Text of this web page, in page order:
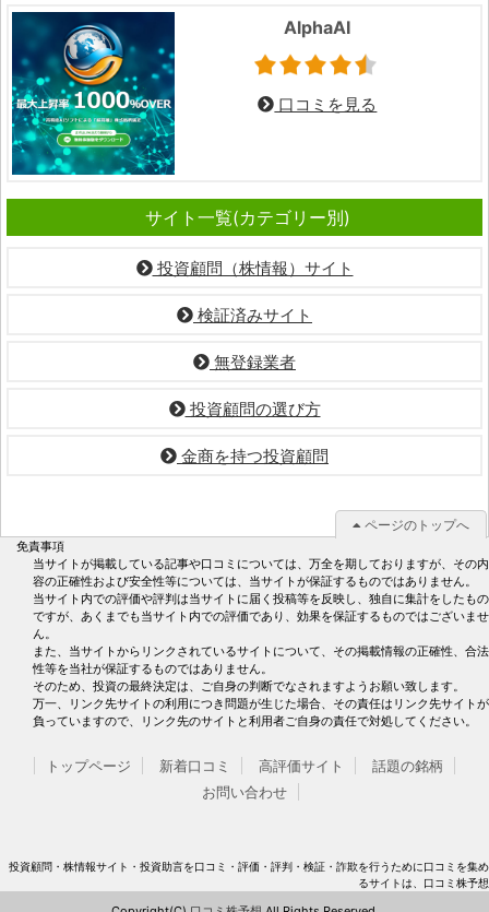
AlphaAI
口コミを見る
サイト一覧(カテゴリー別)
投資顧問（株情報）サイト
検証済みサイト
無登録業者
投資顧問の選び方
金商を持つ投資顧問
免責事項
当サイトが掲載している記事や口コミについては、万全を期しておりますが、その内
容の正確性および安全性等については、当サイトが保証するものではありません。
当サイト内での評価や評判は当サイトに届く投稿等を反映し、独自に集計をしたもの
ですが、あくまでも当サイト内での評価であり、効果を保証するものではございませ
ん。
また、当サイトからリンクされているサイトについて、その掲載情報の正確性、合法
性等を当社が保証するものではありません。
そのため、投資の最終決定は、ご自身の判断でなされますようお願い致します。
万一、リンク先サイトの利用につき問題が生じた場合、その責任はリンク先サイトが
負っていますので、リンク先のサイトと利用者ご自身の責任で対処してください。
トップページ 新着口コミ 高評価サイト
話題の銘柄
お問い合わせ
投資顧問・株情報サイト・投資助言を口コミ・評価・評判・検証・詐欺を行うために口コミを集め
るサイトは、口コミ株予想
ページのトップへ